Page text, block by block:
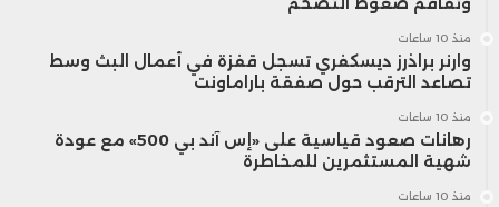
منذ 10 ساعات
وارنر براذرز ديسكفري تسجل قفزة في أعمال البث وسط
تصاعد الترقب حول صفقة باراماونت
منذ 10 ساعات
رهانات صعود قياسية على «إس آند بي 500» مع عودة
شهية المستثمرين للمخاطرة
منذ 10 ساعات